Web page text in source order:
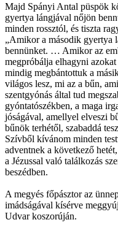
Majd Spányi Antal püspök
gyertya lángjával nőjön
minden rossztól, és tiszta
„Amikor a második gyertya
bennünket. … Amikor az
megpróbálja elhagyni
mindig megbántottuk a
világos lesz, mi az a bűn,
szentgyónás által tud
gyóntatószékben, a maga
jóságával, amellyel elveszi
bűnök terhétől, szabaddá
Szívből kívánom minden
adventnek a következő
a Jézussal való találkozás
beszédben.
A megyés főpásztor az
imádságával kísérve
Udvar koszorúján.